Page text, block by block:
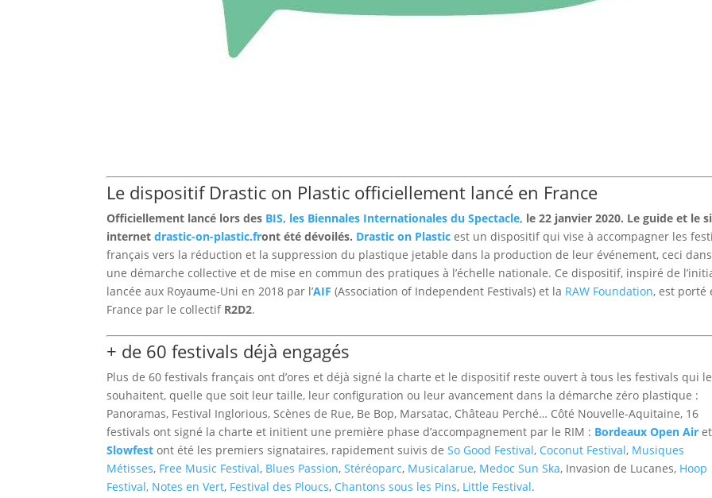
Le dispositif Drastic on Plastic officiellement lancé en France
Officiellement lancé lors des BIS, les Biennales Internationales du Spectacle, le 22 janvier 2020. Le guide et le
internetdrastic-on-plastic.front été dévoilés. Drastic on Plastic est un dispositif qui vise à accompagner les
français vers la réduction et la suppression du plastique jetable dans la production de leur événement, ceci dans
une démarche collective et de mise en commun des pratiques à l’échelle nationale. Ce dispositif, inspiré de
lancée aux Royaume-Uni en 2018 par l’AIF (Association of Independent Festivals) et la RAW Foundation, est porté
France par le collectif R2D2.
+ de 60 festivals déjà engagés
Plus de 60 festivals français ont d’ores et déjà signé la charte et le dispositif reste ouvert à tous les festivals qui le
souhaitent, quelle que soit leur taille, leur configuration ou leur avancement dans la démarche zéro plastique :
Panoramas, Festival Inglorious, Scènes de Rue, Be Bop, Marsatac, Château Perché… Côté Nouvelle-Aquitaine, 16
festivals ont signé la charte et initient une première phase d’accompagnement par le RIM : Bordeaux Open Air et
Slowfest ont été les premiers signataires, rapidement suivis deSo Good Festival, Coconut Festival, Musiques
Métisses, Free Music Festival, Blues Passion,Stéréoparc, Musicalarue, Medoc Sun Ska, Invasion de Lucanes, Hoop
Festival, Notes en Vert, Festival des Ploucs, Chantons sous les Pins, Little Festival.